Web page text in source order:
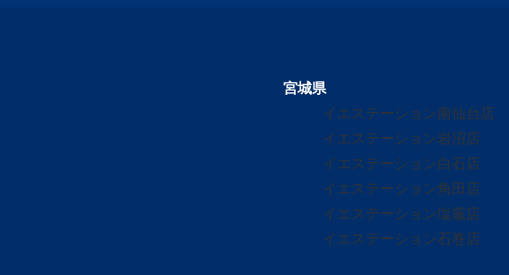
宮城県
イエステーション南仙台店
イエステーション岩沼店
イエステーション白石店
イエステーション角田店
イエステーション塩竈店
イエステーション石巻店